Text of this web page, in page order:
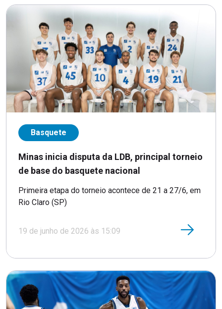
Basquete
Minas inicia disputa da LDB, principal torneio
de base do basquete nacional
Primeira etapa do torneio acontece de 21 a 27/6, em
Rio Claro (SP)
19 de junho de 2026 às 15:09